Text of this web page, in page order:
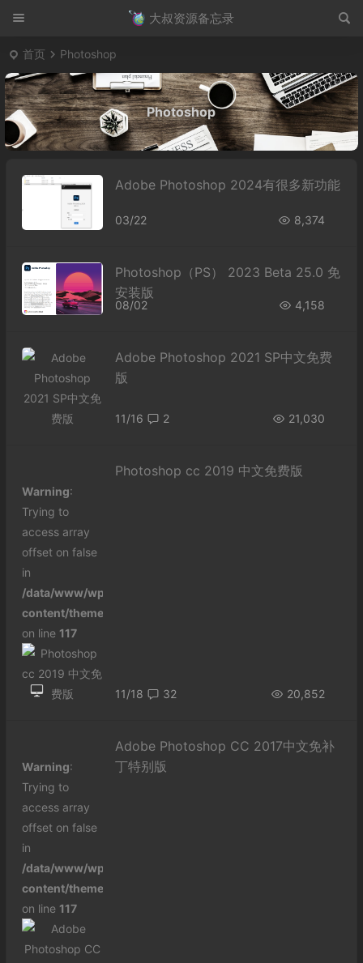
大叔资源备忘录
首页 Photoshop
Photoshop
Adobe Photoshop 2024有很多新功能
03/22 8,374
Photoshop（PS） 2023 Beta 25.0 免​
安装版
08/02 4,158
Adobe Photoshop 2021 SP中文免费
版
11/16 21,030
2
Warning:
Trying to
access array
offset on false
in
/data/www/wp-
content/themes/begin/inc/thumbnail.php
on line 117
Photoshop cc 2019 中文免费版
11/18 20,852
32
Warning:
Trying to
access array
offset on false
in
/data/www/wp-
content/themes/begin/inc/thumbnail.php
on line 117
Adobe Photoshop CC 2017中文免补
丁特别版